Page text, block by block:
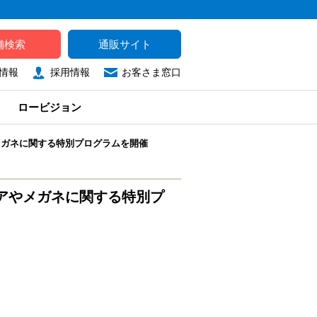
検索 通販サイト
報 採用情報 お客さま窓口
ロービジョン
ネに関する特別プログラムを開催
やメガネに関する特別プ